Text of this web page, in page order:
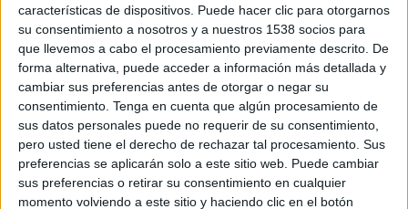
características de dispositivos. Puede hacer clic para otorgarnos
su consentimiento a nosotros y a nuestros 1538 socios para
que llevemos a cabo el procesamiento previamente descrito. De
forma alternativa, puede acceder a información más detallada y
cambiar sus preferencias antes de otorgar o negar su
consentimiento. Tenga en cuenta que algún procesamiento de
sus datos personales puede no requerir de su consentimiento,
pero usted tiene el derecho de rechazar tal procesamiento. Sus
preferencias se aplicarán solo a este sitio web. Puede cambiar
sus preferencias o retirar su consentimiento en cualquier
momento volviendo a este sitio y haciendo clic en el botón
d’empadronamentque van aportar aleshores, al
domicilihi constaven com a residents la noia, la
seva mare i l’individu denunciat, a més d’un
familiar de la mare i d’un individu amb
document de nacionalitat estrangerano
vinculat a la família. En la comprovació del
padró real, però, constaven com a empadronats
tots ells excepte l’individu denunciat.